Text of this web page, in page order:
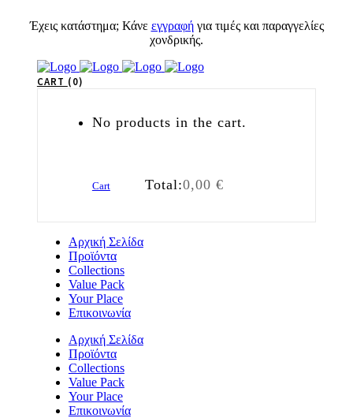
Έχεις κατάστημα; Κάνε εγγραφήγια τιμές και παραγγελίες
χονδρικής.
CART 0
No products in the cart.
Cart Total:0,00 €
Αρχική Σελίδα
Προϊόντα
Collections
Value Pack
Your Place
Επικοινωνία
Αρχική Σελίδα
Προϊόντα
Collections
Value Pack
Your Place
Επικοινωνία